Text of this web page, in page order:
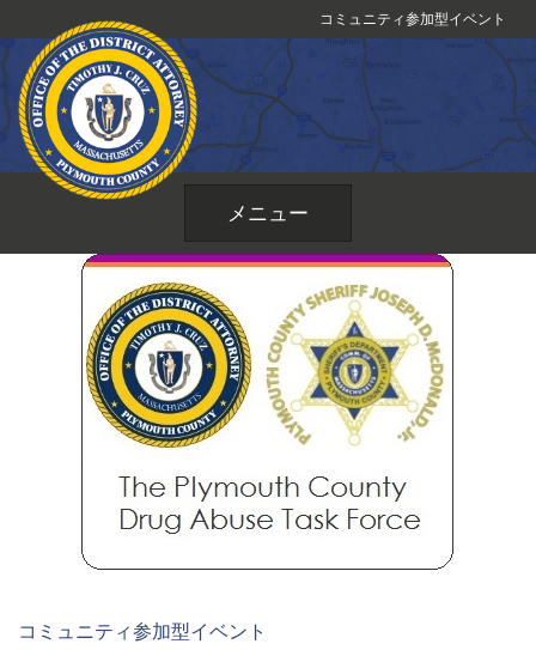
ン
テ
ツ
コミュニティ参加型イベント
メニュー
コミュニティ参加型イベント